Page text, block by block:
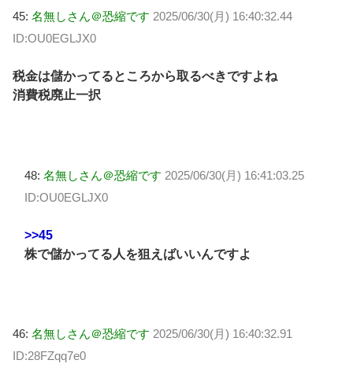
45: 名無しさん＠恐縮です 2025/06/30(月) 16:40:32.44
ID:OU0EGLJX0
税金は儲かってるところから取るべきですよね
消費税廃止一択
48: 名無しさん＠恐縮です 2025/06/30(月) 16:41:03.25
ID:OU0EGLJX0
>>45
株で儲かってる人を狙えばいいんですよ
46: 名無しさん＠恐縮です 2025/06/30(月) 16:40:32.91
ID:28FZqq7e0